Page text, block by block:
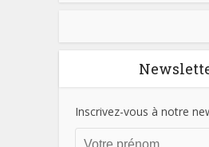
Inscrivez-vous à notre